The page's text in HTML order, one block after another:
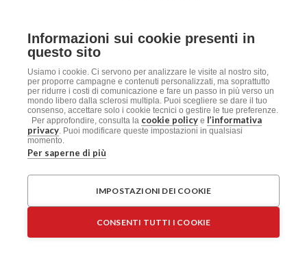
Iscriviti alla Newsletter
Dichiarazione accessibilità
Social
AISM
Sede Legale: Via Cavour 181/a, 00184 Roma
CF: 96015150582 – PI: 06125061009
Informazioni sui cookie presenti in
questo sito
Usiamo i cookie. Ci servono per analizzare le visite al nostro sito,
per proporre campagne e contenuti personalizzati, ma soprattutto
per ridurre i costi di comunicazione e fare un passo in più verso un
mondo libero dalla sclerosi multipla. Puoi scegliere se dare il tuo
consenso, accettare solo i cookie tecnici o gestire le tue preferenze.
Per approfondire, consulta la cookie policy e l’informativa
privacy. Puoi modificare queste impostazioni in qualsiasi
momento.
Per saperne di più
IMPOSTAZIONI DEI COOKIE
CONSENTI TUTTI I COOKIE